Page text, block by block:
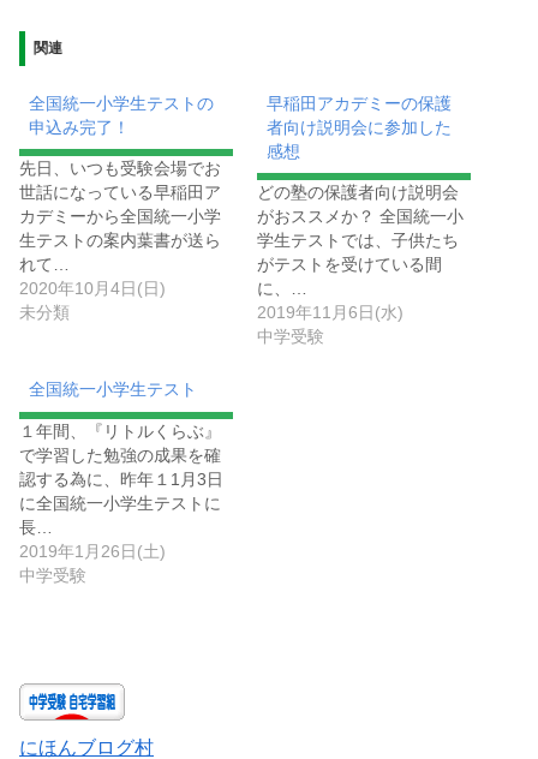
関連
全国統一小学生テストの
申込み完了！
先日、いつも受験会場でお
世話になっている早稲田ア
カデミーから全国統一小学
生テストの案内葉書が送ら
れて…
2020年10月4日(日)
未分類
早稲田アカデミーの保護
者向け説明会に参加した
感想
どの塾の保護者向け説明会
がおススメか？ 全国統一小
学生テストでは、子供たち
がテストを受けている間
に、…
2019年11月6日(水)
中学受験
全国統一小学生テスト
１年間、『リトルくらぶ』
で学習した勉強の成果を確
認する為に、昨年１1月3日
に全国統一小学生テストに
長…
2019年1月26日(土)
中学受験
にほんブログ村